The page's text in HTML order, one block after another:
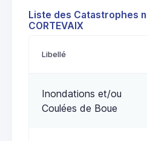
Liste des Catastrophes
CORTEVAIX
Libellé
Inondations et/ou
Coulées de Boue